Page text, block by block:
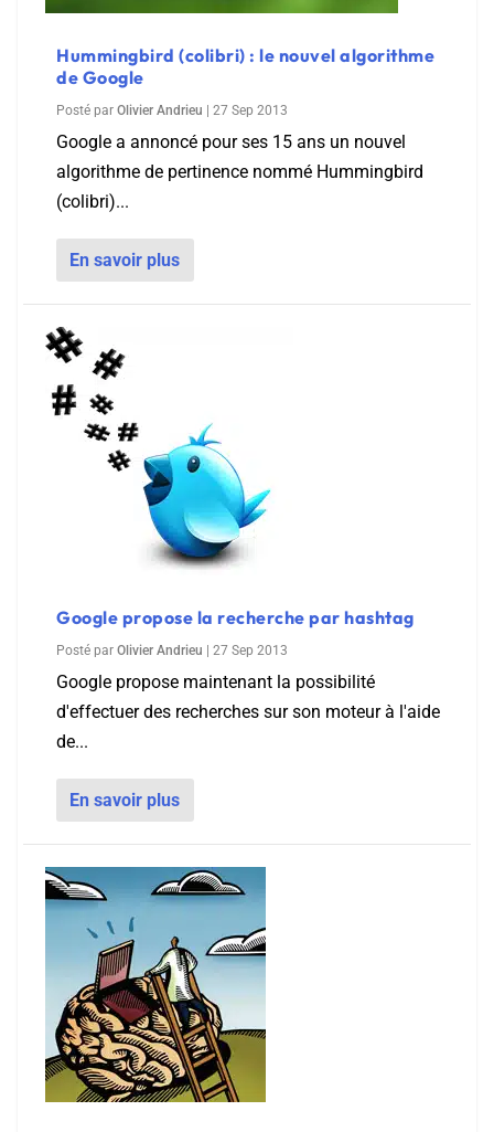
Hummingbird (colibri) : le nouvel algorithme
de Google
Posté par Olivier Andrieu 27 Sep 2013
Google a annoncé pour ses 15 ans un nouvel
algorithme de pertinence nommé Hummingbird
(colibri)...
En savoir plus
Google propose la recherche par hashtag
Posté par Olivier Andrieu 27 Sep 2013
Google propose maintenant la possibilité
d'effectuer des recherches sur son moteur à l'aide
de...
En savoir plus